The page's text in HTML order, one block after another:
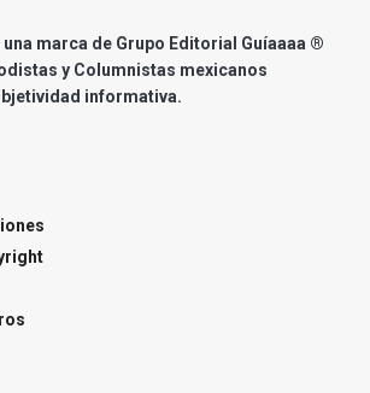
marca de Grupo Editorial Guíaaaa ®
y Columnistas mexicanos
informativa.